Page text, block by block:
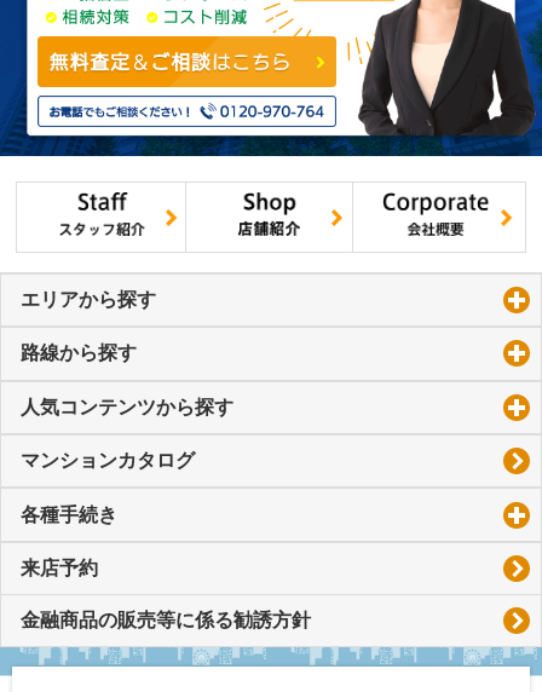
エリアから探す
路線から探す
人気コンテンツから探す
マンションカタログ
各種手続き
来店予約
金融商品の販売等に係る勧誘方針